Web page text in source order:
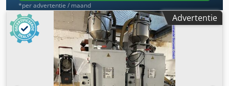
*per advertentie / maand
Advertentie